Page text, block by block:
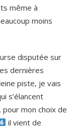
même à
moins
disputée sur
dernières
piste, je vais
s’élancent
mon choix de
il vient de